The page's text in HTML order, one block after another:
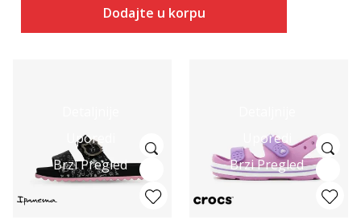
Dodajte u korpu
Uporedi
Brzi Pregled
Uporedi
Brzi Pregled